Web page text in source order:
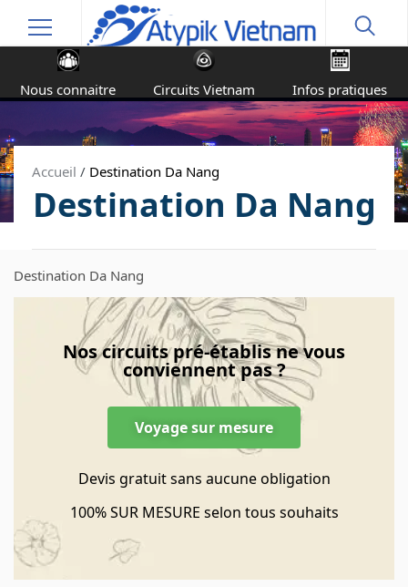
Nous connaitre Circuits Vietnam Infos pratiques
Accueil / Destination Da Nang
Destination Da Nang
Destination Da Nang
Nos circuits pré-établis ne vous
conviennent pas ?
Voyage sur mesure
Devis gratuit sans aucune obligation
100% SUR MESURE selon tous souhaits